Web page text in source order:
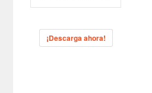
¡Descarga ahora!